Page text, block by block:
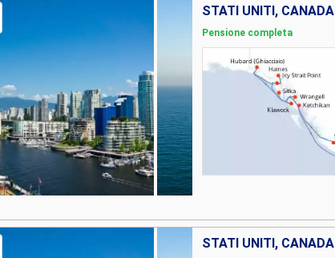
STATI UNITI, CANADA
Pensione completa
STATI UNITI, CANADA